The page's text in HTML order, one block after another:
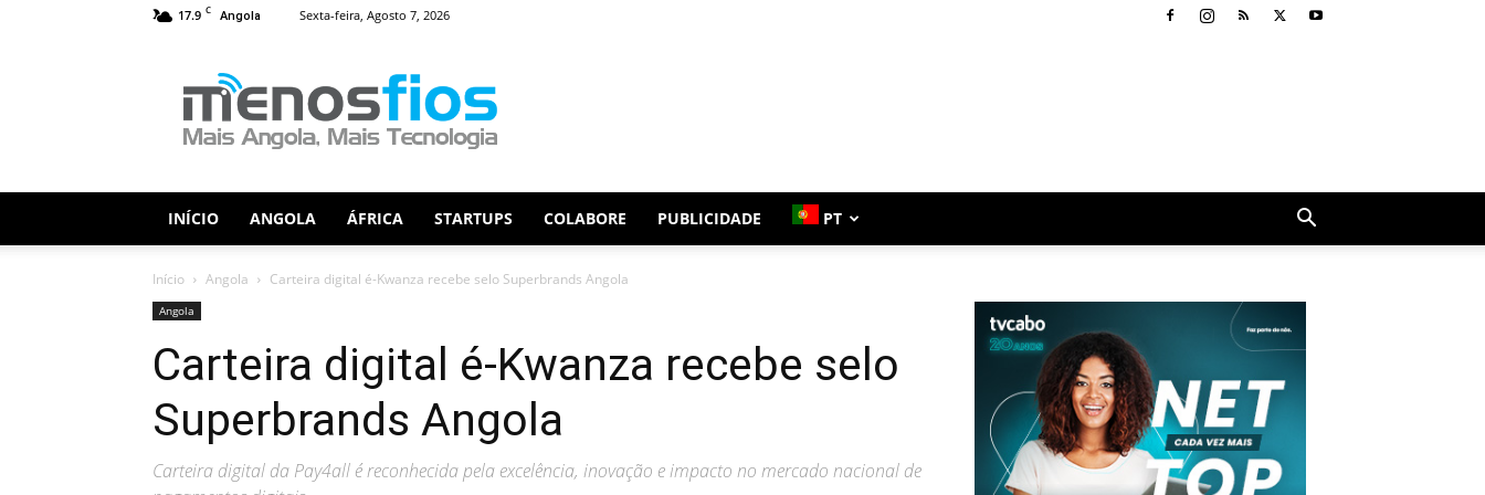
17.9 C Angola Sexta-feira, Agosto 7, 2026
Fios
INÍCIO ANGOLA ÁFRICA STARTUPS COLABORE PUBLICIDADE PT
Início Angola Carteira digital é-Kwanza recebe selo Superbrands Angola
Angola
Carteira digital é-Kwanza recebe selo
Superbrands Angola
Carteira digital da Pay4all é reconhecida pela excelência, inovação e impacto no mercado nacional de